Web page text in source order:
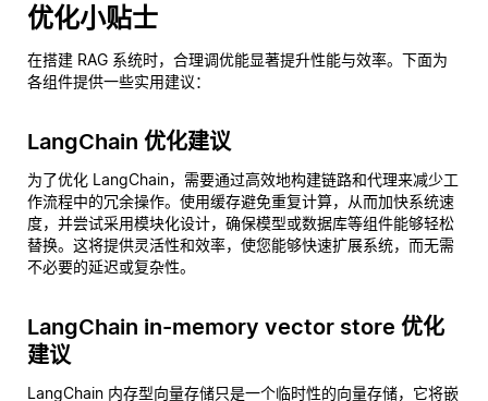
优化小贴士
在搭建 RAG 系统时，合理调优能显著提升性能与效率。下面为
各组件提供一些实用建议：
LangChain 优化建议
为了优化 LangChain，需要通过高效地构建链路和代理来减少工
作流程中的冗余操作。使用缓存避免重复计算，从而加快系统速
度，并尝试采用模块化设计，确保模型或数据库等组件能够轻松
替换。这将提供灵活性和效率，使您能够快速扩展系统，而无需
不必要的延迟或复杂性。
LangChain in-memory vector store 优化
建议
LangChain 内存型向量存储只是一个临时性的向量存储，它将嵌